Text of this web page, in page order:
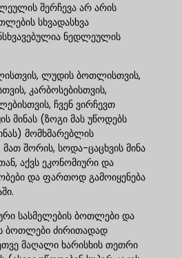
შერჩევა არ არის
სხვადასხვა
ნედლეულის
ლუდის ბოთლისთვის,
კარბოსებისთვის,
ჩვენ ვირჩევთ
მინას (ზოგი მას უწოდებს
მომხმარებლის
მათ შორის, სოდა-ცაცხვის მინა
აქვს ეკონომიური და
და ფართოდ გამოიყენება
სასმელების ბოთლები და
ბოთლები ძირითადად
მაღალი ხარისხის თეთრი